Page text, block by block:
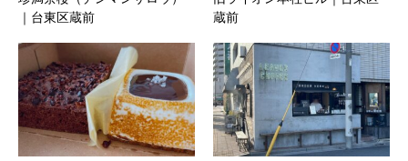
｜台東区蔵前
蔵前